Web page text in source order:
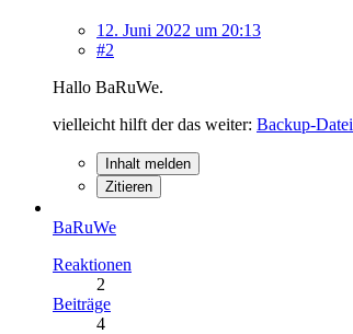
12. Juni 2022 um 20:13
#2
Hallo BaRuWe.
vielleicht hilft der das weiter: Backup-
Inhalt melden
Zitieren
BaRuWe
Reaktionen
2
Beiträge
4